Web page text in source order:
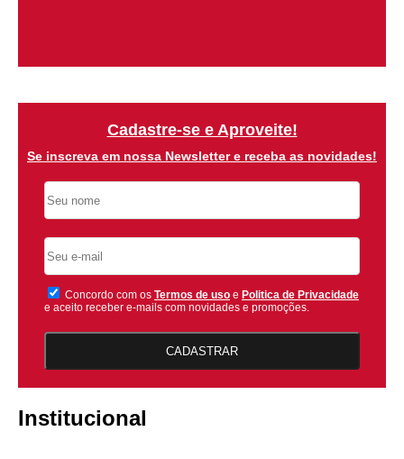
Cadastre-se e Aproveite!
Se inscreva em nossa Newsletter e receba as novidades!
Concordo com os Termos de uso e Politica de Privacidade
e aceito receber e-mails com novidades e promoções.
CADASTRAR
Institucional